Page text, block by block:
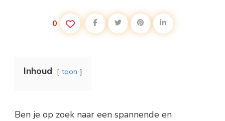
0
Inhoud toon
Ben je op zoek naar een spannende en